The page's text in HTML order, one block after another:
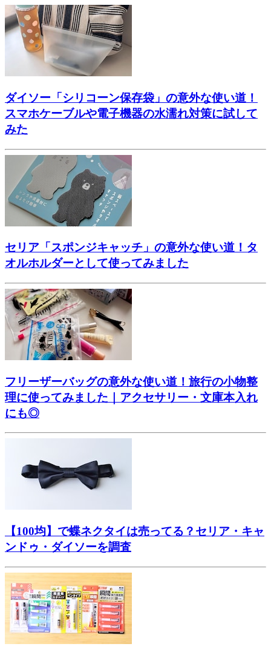
ダイソー「シリコーン保存袋」の意外な使い道！
スマホケーブルや電子機器の水濡れ対策に試して
みた
セリア「スポンジキャッチ」の意外な使い道！タ
オルホルダーとして使ってみました
フリーザーバッグの意外な使い道！旅行の小物整
理に使ってみました｜アクセサリー・文庫本入れ
にも◎
【100均】で蝶ネクタイは売ってる？セリア・キャ
ンドゥ・ダイソーを調査